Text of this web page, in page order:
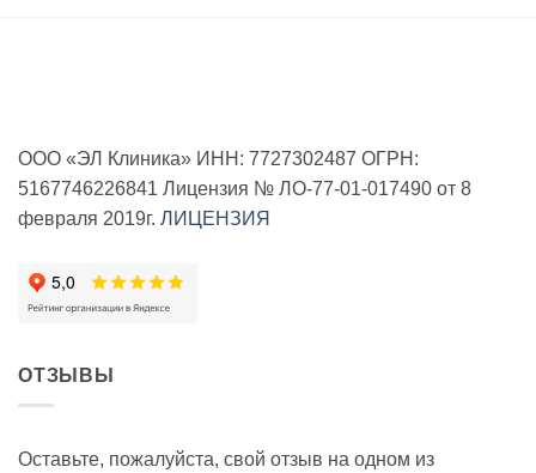
ООО «ЭЛ Клиника» ИНН: 7727302487 ОГРН:
5167746226841 Лицензия № ЛО-77-01-017490 от 8
февраля 2019г. ЛИЦЕНЗИЯ
ОТЗЫВЫ
Оставьте, пожалуйста, свой отзыв на одном из